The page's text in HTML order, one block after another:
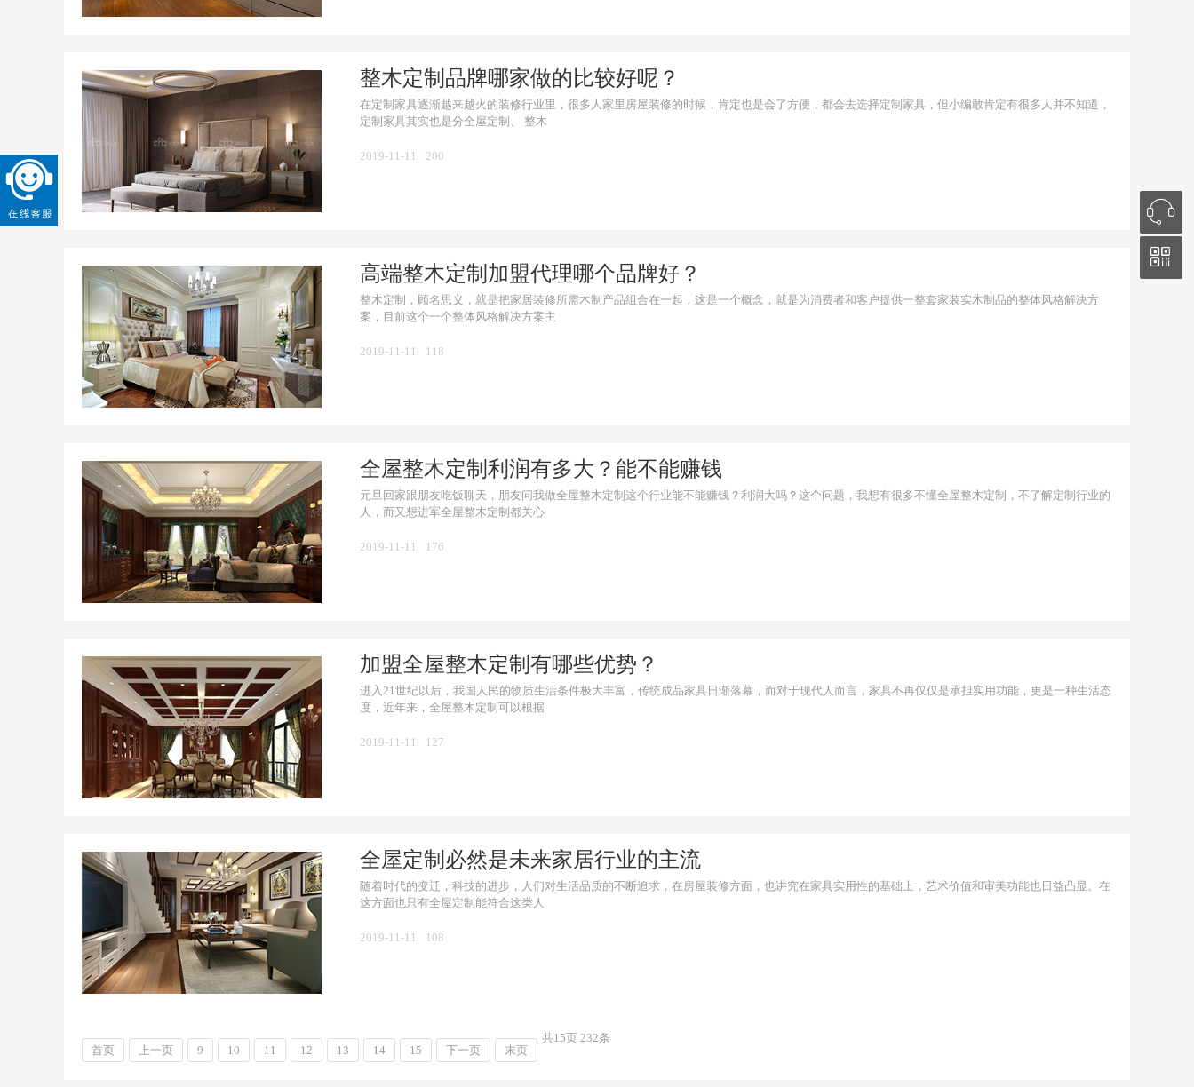
整木定制品牌哪家做的比较好呢？
在定制家具逐渐越来越火的装修行业里，很多人家里房屋装修的时候，肯定也是会了方便，都会去选择定制家具，但小编敢肯定有很多人并不知道，
定制家具其实也是分全屋定制、 整木
2019-11-11 200
高端整木定制加盟代理哪个品牌好？
整木定制，顾名思义，就是把家居装修所需木制产品组合在一起，这是一个概念，就是为消费者和客户提供一整套家装实木制品的整体风格解决方
案，目前这个一个整体风格解决方案主
2019-11-11 118
全屋整木定制利润有多大？能不能赚钱
元旦回家跟朋友吃饭聊天，朋友问我做全屋整木定制这个行业能不能赚钱？利润大吗？这个问题，我想有很多不懂全屋整木定制，不了解定制行业的
人，而又想进军全屋整木定制都关心
2019-11-11 176
加盟全屋整木定制有哪些优势？
进入21世纪以后，我国人民的物质生活条件极大丰富，传统成品家具日渐落幕，而对于现代人而言，家具不再仅仅是承担实用功能，更是一种生活态
度，近年来，全屋整木定制可以根据
2019-11-11 127
全屋定制必然是未来家居行业的主流
随着时代的变迁，科技的进步，人们对生活品质的不断追求，在房屋装修方面，也讲究在家具实用性的基础上，艺术价值和审美功能也日益凸显。在
这方面也只有全屋定制能符合这类人
2019-11-11 108
首页 上一页 9 10 11 12 13 14 15 下一页 末页
共15页 232条